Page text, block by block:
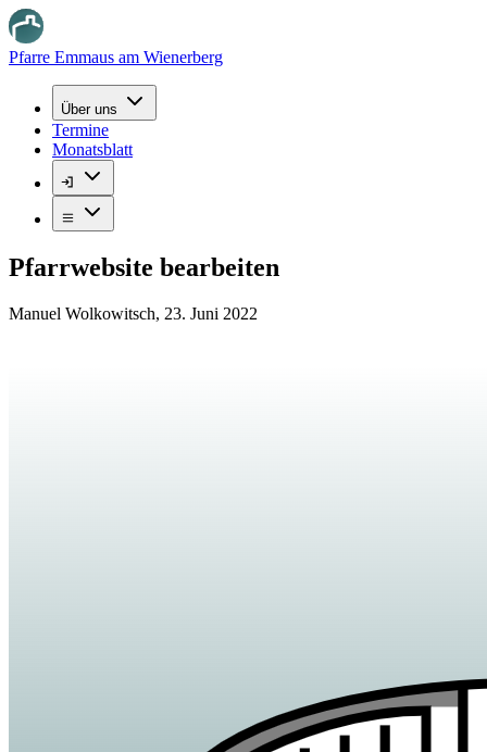
Pfarre Emmaus am Wienerberg
Über uns
Termine
Monatsblatt
Pfarrwebsite bearbeiten
Manuel Wolkowitsch, 23. Juni 2022